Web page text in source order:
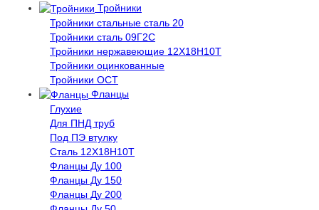
Тройники
Тройники стальные сталь 20
Тройники сталь 09Г2С
Тройники нержавеющие 12Х18Н10Т
Тройники оцинкованные
Тройники ОСТ
Фланцы
Глухие
Для ПНД труб
Под ПЭ втулку
Сталь 12Х18Н10Т
Фланцы Ду 100
Фланцы Ду 150
Фланцы Ду 200